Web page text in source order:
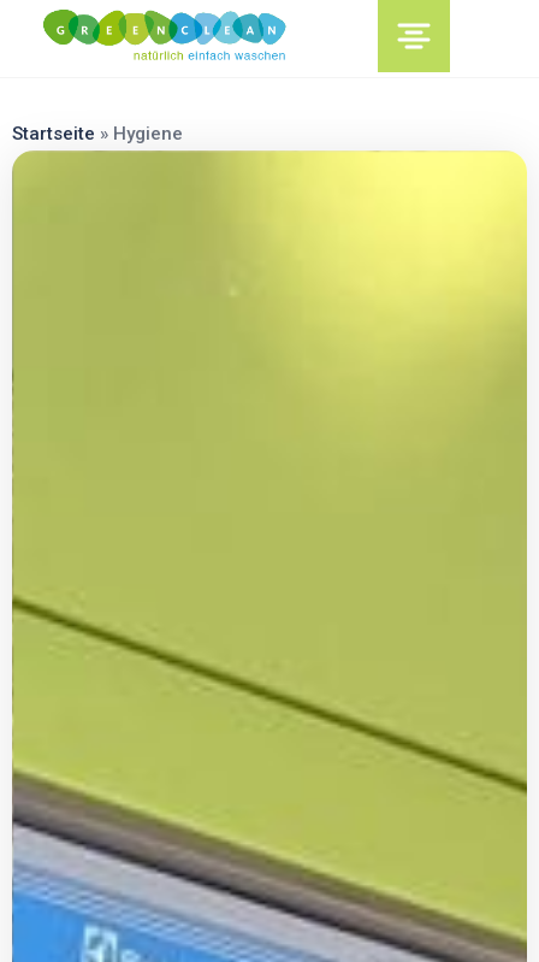
content
Startseite » Hygiene